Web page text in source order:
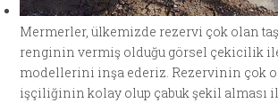
Mermerler, ülkemizde rezervi çok olan
renginin vermiş olduğu görsel çekicilik
modellerini inşa ederiz. Rezervinin çok
işçiliğinin kolay olup çabuk şekil alması